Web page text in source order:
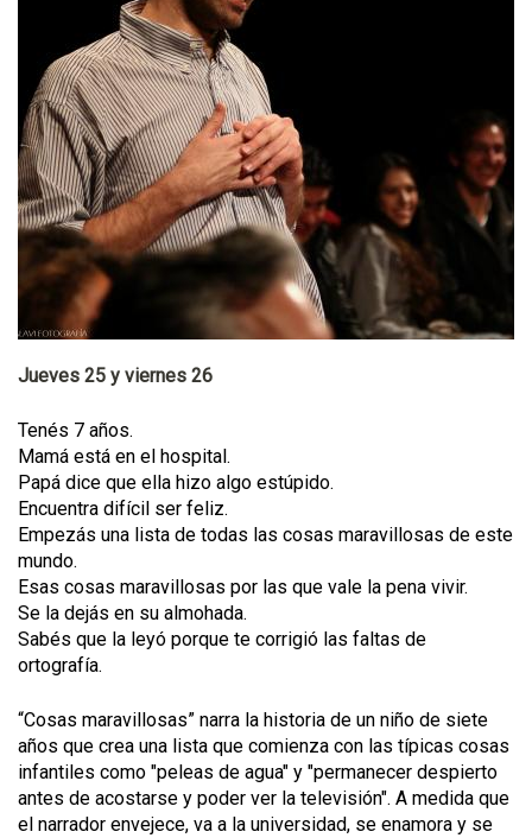
Jueves 25 y viernes 26
Tenés 7 años.
Mamá está en el hospital.
Papá dice que ella hizo algo estúpido.
Encuentra difícil ser feliz.
Empezás una lista de todas las cosas maravillosas de este
mundo.
Esas cosas maravillosas por las que vale la pena vivir.
Se la dejás en su almohada.
Sabés que la leyó porque te corrigió las faltas de
ortografía.
“Cosas maravillosas” narra la historia de un niño de siete
años que crea una lista que comienza con las típicas cosas
infantiles como "peleas de agua" y "permanecer despierto
antes de acostarse y poder ver la televisión". A medida que
el narrador envejece, va a la universidad, se enamora y se